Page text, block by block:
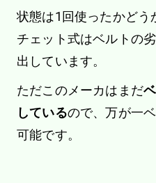
状態は1回使ったかどう
チェット式はベルトの
出しています。
ただこのメーカはまだ
しているので、万が一
可能です。